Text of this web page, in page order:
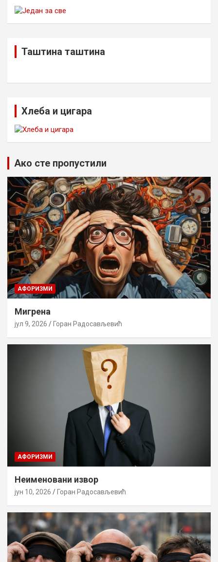
Таштина таштина
Хлеба и цигара
Ако сте пропустили
AФОРИЗМИ
Мигрена
јул 9, 2026 Горан Радосављевић
AФОРИЗМИ
Неименовани извор
јун 10, 2026 Горан Радосављевић